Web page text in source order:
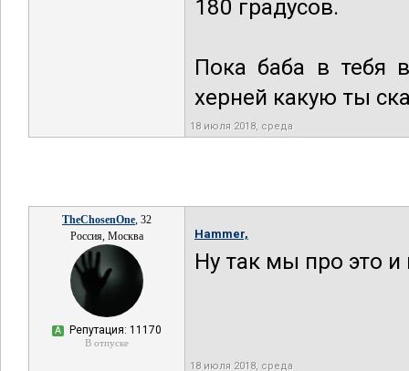
180 градусов.
Пока баба в тебя
херней какую ты
18 июля 2018, среда
TheChosenOne, 32
Россия, Москва
А Репутация: 11170
В отпуске
Hammer,
Ну так мы про это и
18 июля 2018, среда